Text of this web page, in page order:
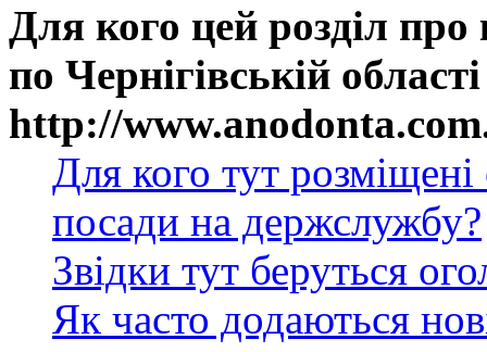
Для кого цей розділ
по Чернігівській
http://
Для кого тут
посади на держслужбу?
Звідки тут беруться
Як часто додаються